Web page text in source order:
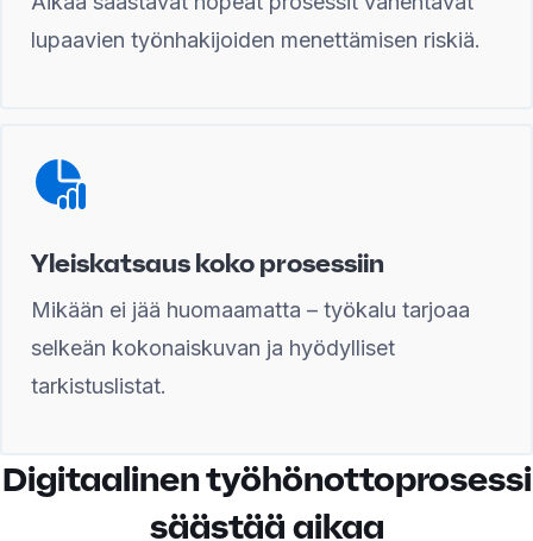
lupaavien työnhakijoiden menettämisen riskiä.
Yleiskatsaus koko prosessiin
Mikään ei jää huomaamatta – työkalu tarjoaa
selkeän kokonaiskuvan ja hyödylliset
tarkistuslistat.
Digitaalinen työhönottoprosessi
säästää aikaa